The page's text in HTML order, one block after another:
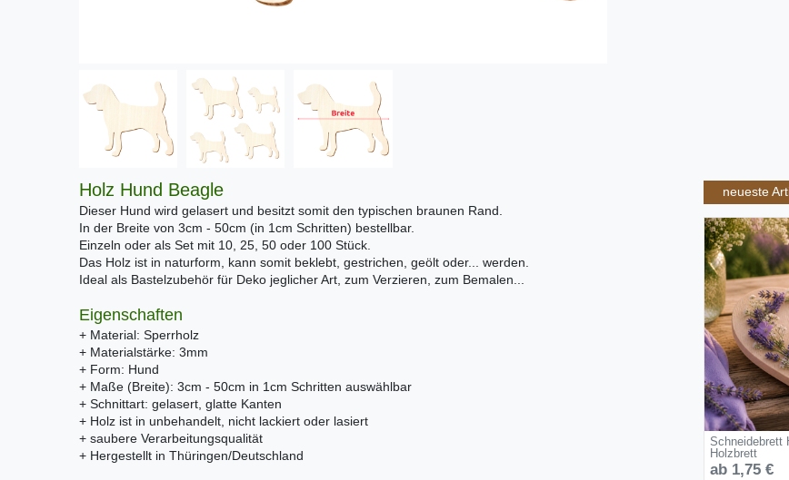
Holz Hund Beagle
Dieser Hund wird gelasert und besitzt somit den typischen braunen Rand.
In der Breite von 3cm - 50cm (in 1cm Schritten) bestellbar.
Einzeln oder als Set mit 10, 25, 50 oder 100 Stück.
Das Holz ist in naturform, kann somit beklebt, gestrichen, geölt oder... werden.
Ideal als Bastelzubehör für Deko jeglicher Art, zum Verzieren, zum Bemalen...
Eigenschaften
+ Material: Sperrholz
+ Materialstärke: 3mm
+ Form: Hund
+ Maße (Breite): 3cm - 50cm in 1cm Schritten auswählbar
+ Schnittart: gelasert, glatte Kanten
+ Holz ist in unbehandelt, nicht lackiert oder lasiert
+ saubere Verarbeitungsqualität
+ Hergestellt in Thüringen/Deutschland
neueste
Schneidebrett
Holzbrett
ab 1,75 €